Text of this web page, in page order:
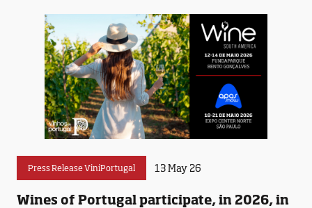
Press Release ViniPortugal 13 May 26
Wines of Portugal participate, in 2026, in